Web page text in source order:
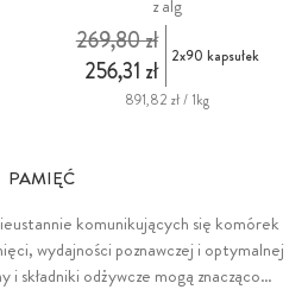
z alg
256,31 zł
269,80 zł 2x90 kapsułek
891,82 zł / 1kg
PAMIĘĆ
komunikujących się komórek
wydajności poznawczej i optymalnej
składniki odżywcze mogą znacząco